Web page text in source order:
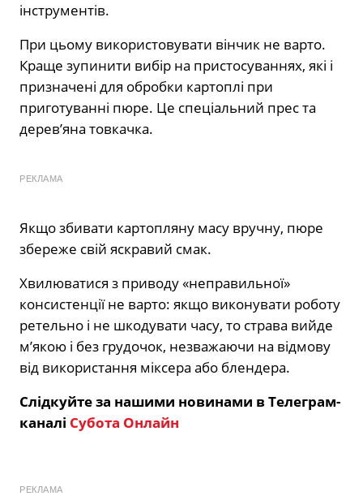
інструментів.
При цьому використовувати вінчик не варто.
Краще зупинити вибір на пристосуваннях, які і
призначені для обробки картоплі при
приготуванні пюре. Це спеціальний прес та
дерев’яна товкачка.
РЕКЛАМА
Якщо збивати картопляну масу вручну, пюре
збереже свій яскравий смак.
Хвилюватися з приводу «неправильної»
консистенції не варто: якщо виконувати роботу
ретельно і не шкодувати часу, то страва вийде
м’якою і без грудочок, незважаючи на відмову
від використання міксера або блендера.
Слідкуйте за нашими новинами в Телеграм-
каналі Субота Онлайн
РЕКЛАМА